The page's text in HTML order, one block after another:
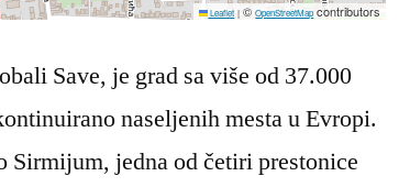
Leaflet | ©OpenStreetMapcontributors
Save, je grad sa više od 37.000
naseljenih mesta u Evropi.
Sirmijum, jedna od četiri prestonice